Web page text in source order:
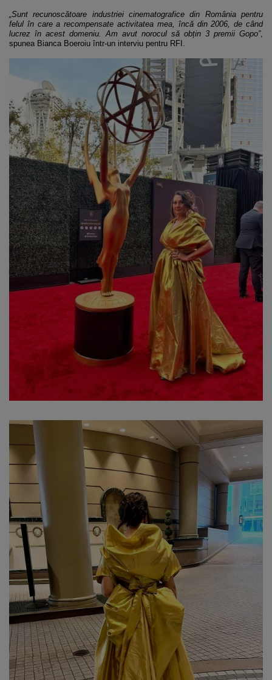
„Sunt recunoscătoare industriei cinematografice din România pentru
felul în care a recompensate activitatea mea, încă din 2006, de când
lucrez în acest domeniu. Am avut norocul să obțin 3 premii Gopo”,
spunea Bianca Boeroiu într-un interviu pentru RFI.